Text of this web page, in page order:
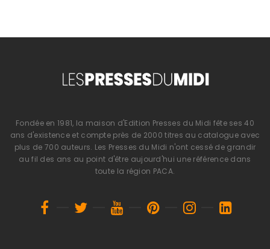
Fondée en 1981, la maison d'Edition Presses du Midi fête ses 40
ans d'existence et compte près de 2000 titres au catalogue avec
plus de 700 auteurs. Les Presses du Midi n'ont cessé de grandir
au fil des ans au point d'être aujourd'hui une référence dans
toute la région PACA.